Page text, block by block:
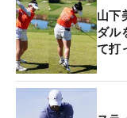
山下
ダル
て打